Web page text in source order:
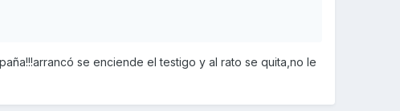
se enciende el testigo y al rato se quita,no le